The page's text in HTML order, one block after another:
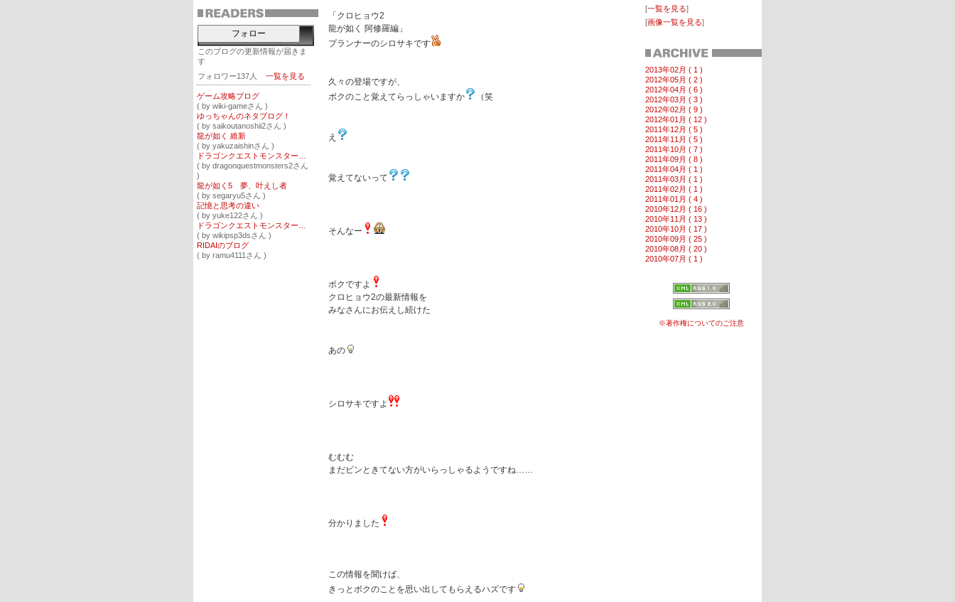
フォロー
このブログの更新情報が届きま
す
フォロワー137人
一覧を見る
ゲーム攻略ブログ
( by wiki-gameさん )
ゆっちゃんのネタブログ！
( by saikoutanoshii2さん )
龍が如く 維新
( by yakuzaishinさん )
( by dragonquestmonsters2さん
)
龍が如く5 夢、叶えし者
( by segaryu5さん )
記憶と思考の違い
( by yuke122さん )
( by wikipsp3dsさん )
RIDAIのブログ
( by ramu4111さん )
「クロヒョウ2
龍が如く 阿修羅編」
プランナーのシロサキです
久々の登場ですが、
ボクのこと覚えてらっしゃいますか
（笑
え
覚えてないって
そんなー
ボクですよ
クロヒョウ2の最新情報を
みなさんにお伝えし続けた
あの
シロサキですよ
むむむ
まだピンときてない方がいらっしゃるようですね……
分かりました
この情報を聞けば、
きっとボクのことを思い出してもらえるハズです
[一覧を見る]
[画像一覧を見る]
2013年02月 ( 1 )
2012年05月 ( 2 )
2012年04月 ( 6 )
2012年03月 ( 3 )
2012年02月 ( 9 )
2012年01月 ( 12 )
2011年12月 ( 5 )
2011年11月 ( 5 )
2011年10月 ( 7 )
2011年09月 ( 8 )
2011年04月 ( 1 )
2011年03月 ( 1 )
2011年02月 ( 1 )
2011年01月 ( 4 )
2010年12月 ( 16 )
2010年11月 ( 13 )
2010年10月 ( 17 )
2010年09月 ( 25 )
2010年08月 ( 20 )
2010年07月 ( 1 )
※著作権についてのご注意